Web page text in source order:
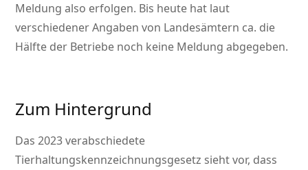
Meldung also erfolgen. Bis heute hat laut
verschiedener Angaben von Landesämtern ca. die
Hälfte der Betriebe noch keine Meldung abgegeben.
Zum Hintergrund
Das 2023 verabschiedete
Tierhaltungskennzeichnungsgesetz sieht vor, dass